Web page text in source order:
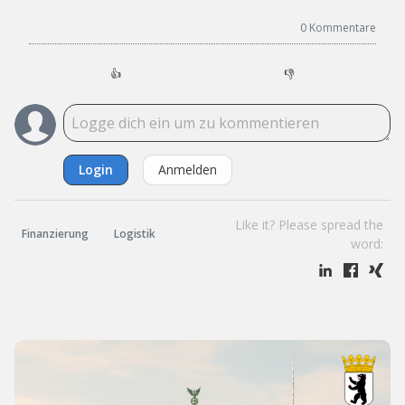
0 Kommentare
👍 👎
Login Anmelden
Finanzierung Logistik
Like it? Please spread the
word: